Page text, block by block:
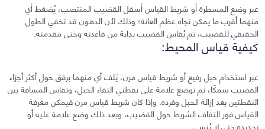
عبر وضع المسطرة أو شريط القياس أسفل القضيب المنتصب، يُضغط أي
منهما أقرب ما يمكن تجاه عظم العانة؛ وذلك لأن الدهون قد تخفي الطول
الحقيقي للقضيب، ثم يُقاس القضيب بداية من قاعدته وحتى مقدمته.
كيفية قياس المحيط:
عبر استخدام حبل رفيع أو شريط قياس مرن، يُلف أي منهما برفق حول أكثر أجزاء
القضيب سمكًا، ثم توضع علامة على نقطتي التقاء الحبل، وتقاس المسافة بين
النقطتين بعد إزالة الحبل وفرده. وإذا كان شريط قياس مرن فيمكن معرفة
القياس فور التفاف الشريط حول القضيب، وبعد ذلك وضع علامة عليه أو
تحديده حتى لا يُنسى.